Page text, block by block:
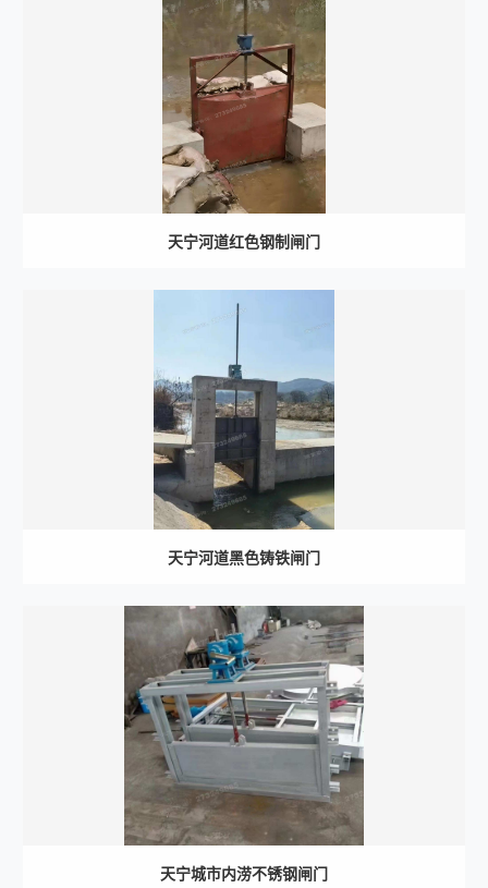
天宁河道红色钢制闸门
天宁河道黑色铸铁闸门
天宁城市内涝不锈钢闸门